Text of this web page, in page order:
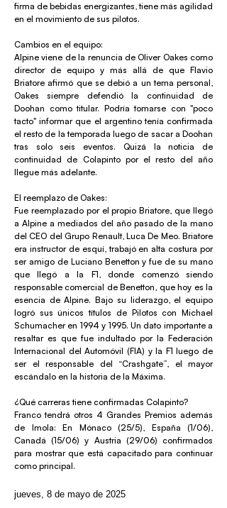
firma de bebidas energizantes, tiene más agilidad
en el movimiento de sus pilotos.
Cambios en el equipo:
Alpine viene de la renuncia de Oliver Oakes como
director de equipo y más allá de que Flavio
Briatore afirmó que se debió a un tema personal,
Oakes siempre defendió la continuidad de
Doohan como titular. Podría tomarse con "poco
tacto" informar que el argentino tenía confirmada
el resto de la temporada luego de sacar a Doohan
tras solo seis eventos. Quizá la noticia de
continuidad de Colapinto por el resto del año
llegue más adelante.
El reemplazo de Oakes:
Fue reemplazado por el propio Briatore, que llegó
a Alpine a mediados del año pasado de la mano
del CEO del Grupo Renault, Luca De Meo. Briatore
era instructor de esquí, trabajó en alta costura por
ser amigo de Luciano Benetton y fue de su mano
que llegó a la F1, donde comenzó siendo
responsable comercial de Benetton, que hoy es la
esencia de Alpine. Bajo su liderazgo, el equipo
logró sus únicos títulos de Pilotos con Michael
Schumacher en 1994 y 1995. Un dato importante a
resaltar es que fue indultado por la Federación
Internacional del Automóvil (FIA) y la F1 luego de
ser el responsable del “Crashgate”, el mayor
escándalo en la historia de la Máxima.
¿Qué carreras tiene confirmadas Colapinto?
Franco tendrá otros 4 Grandes Premios además
de Imola: En Mónaco (25/5), España (1/06),
Canadá (15/06) y Austria (29/06) confirmados
para mostrar que está capacitado para continuar
como principal.
jueves, 8 de mayo de 2025